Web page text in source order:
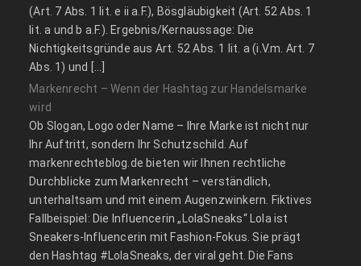
(Art. 7 Abs. 1 lit. e ii a.F.), Bösgläubigkeit (Art. 52 Abs. 1
lit. a und b a.F.). Ergebnis/Kernaussage: Die
Nichtigkeitsgründe aus Art. 52 Abs. 1 lit. a (i.V.m. Art. 7
Abs. 1) und […]
Markenrecht – Wenn der Hashtag zur Handelsmarke
wird
Ob Slogan, Logo oder Name – Ihre Marke ist nicht nur
Ihr Auftritt, sondern Ihr Schutzschild. Auf
markenrechteblog.de bieten wir Ihnen rechtliche
Durchblicke zum Markenrecht – verständlich,
unterhaltsam und mit einem Augenzwinkern. Fiktives
Fallbeispiel: Die Influencerin „LolaSneaks“ Lola ist
Sneakers-Influencerin mit Fashion-Fokus. Sie prägt
den Hashtag #LolaSneaks, der viral geht. Die Fans